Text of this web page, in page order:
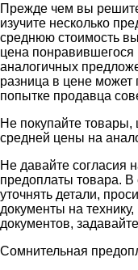
Прежде чем вы
изучите несколько
среднюю стоимость
цена
аналогичных
разница в цене может
попытке продавца
Не покупайте товары,
средней цены на
Не давайте согласия
предоплаты товара. В
уточнять детали,
документы на
документов,
Сомнительная